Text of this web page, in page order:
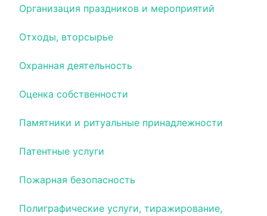
Организация праздников и мероприятий
Отходы, вторсырье
Охранная деятельность
Оценка собственности
Памятники и ритуальные принадлежности
Патентные услуги
Пожарная безопасность
Полиграфические услуги, тиражирование,